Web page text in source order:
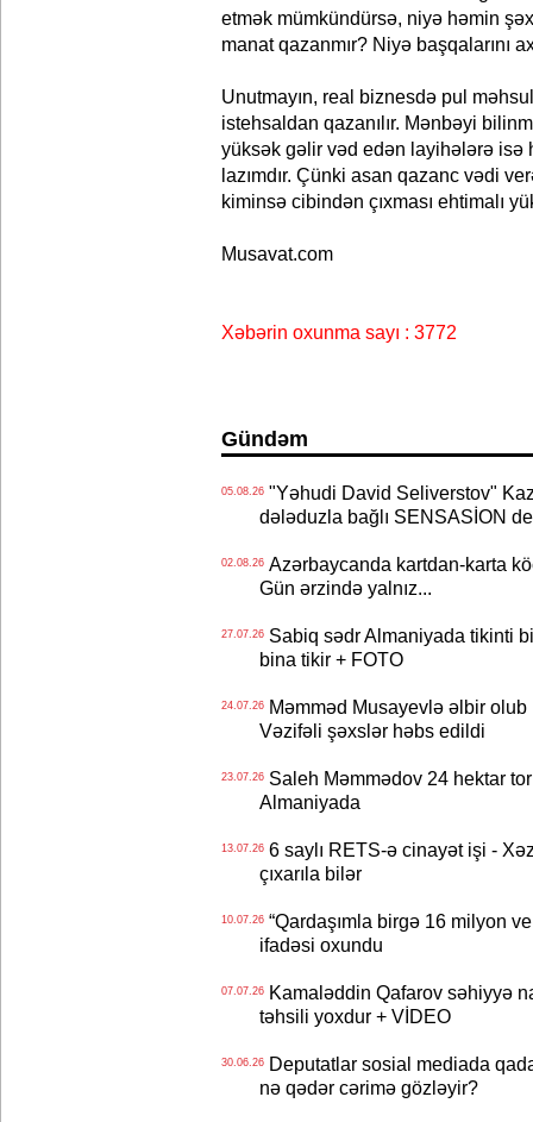
etmək mümkündürsə, niyə həmin
manat qazanmır? Niyə başqalarını
Unutmayın, real biznesdə pul
istehsaldan qazanılır. Mənbəyi
yüksək gəlir vəd edən layihələrə isə
lazımdır. Çünki asan qazanc vədi
kiminsə cibindən çıxması ehtimalı
Musavat.com
Xəbərin oxunma sayı : 3772
Gündəm
05.08.26"Yəhudi David Seliverstov"
dələduzla bağlı SENSASİON
02.08.26Azərbaycanda kartdan-karta
Gün ərzində yalnız...
27.07.26Sabiq sədr Almaniyada tikinti
bina tikir + FOTO
24.07.26Məmməd Musayevlə əlbir olub
Vəzifəli şəxslər həbs edildi
23.07.26Saleh Məmmədov 24 hektar
Almaniyada
13.07.266 saylı RETS-ə cinayət işi -
çıxarıla bilər
10.07.26“Qardaşımla birgə 16 milyon
ifadəsi oxundu
07.07.26Kamaləddin Qafarov səhiyyə
təhsili yoxdur + VİDEO
30.06.26Deputatlar sosial mediada
nə qədər cərimə gözləyir?